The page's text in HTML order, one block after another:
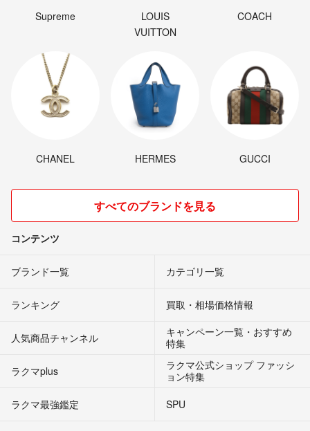
Supreme
LOUIS
VUITTON
COACH
CHANEL HERMES GUCCI
すべてのブランドを見る
コンテンツ
ブランド一覧 カテゴリ一覧
ランキング 買取・相場価格情報
人気商品チャンネル
キャンペーン一覧・おすすめ
特集
ラクマplus
ラクマ公式ショップ ファッシ
ョン特集
ラクマ最強鑑定
SPU